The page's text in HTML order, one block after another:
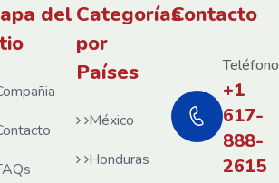
del Categorías
por
Países
México
Honduras
Contacto
+1
617-
888-
2615